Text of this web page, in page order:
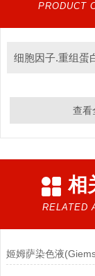
PRODUCT
细胞因子.重组蛋
查看
相
RELATED